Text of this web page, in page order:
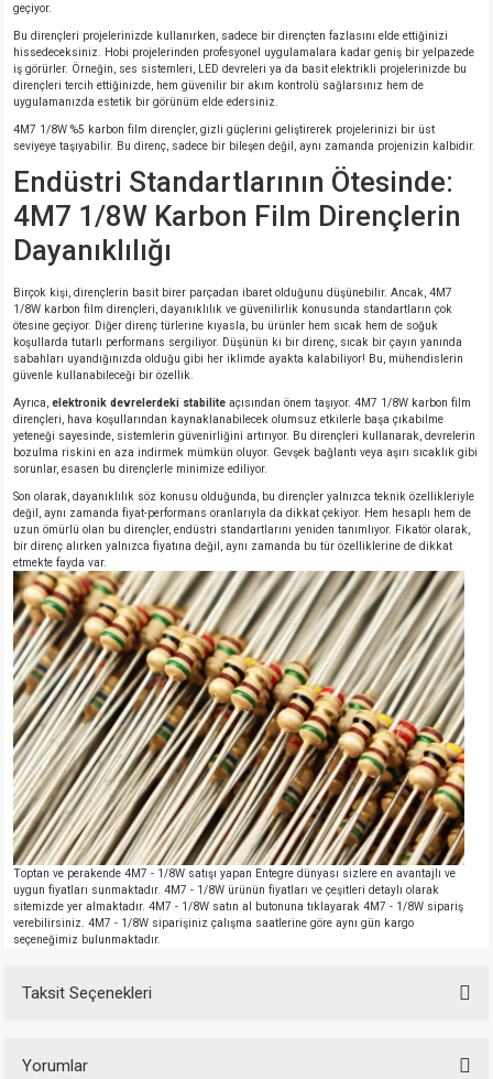
geçiyor.
Bu dirençleri projelerinizde kullanırken, sadece bir dirençten fazlasını elde ettiğinizi
hissedeceksiniz. Hobi projelerinden profesyonel uygulamalara kadar geniş bir yelpazede
iş görürler. Örneğin, ses sistemleri, LED devreleri ya da basit elektrikli projelerinizde bu
dirençleri tercih ettiğinizde, hem güvenilir bir akım kontrolü sağlarsınız hem de
uygulamanızda estetik bir görünüm elde edersiniz.
4M7 1/8W %5 karbon film dirençler, gizli güçlerini geliştirerek projelerinizi bir üst
seviyeye taşıyabilir. Bu direnç, sadece bir bileşen değil, aynı zamanda projenizin kalbidir.
Endüstri Standartlarının Ötesinde:
4M7 1/8W Karbon Film Dirençlerin
Dayanıklılığı
Birçok kişi, dirençlerin basit birer parçadan ibaret olduğunu düşünebilir. Ancak, 4M7
1/8W karbon film dirençleri, dayanıklılık ve güvenilirlik konusunda standartların çok
ötesine geçiyor. Diğer direnç türlerine kıyasla, bu ürünler hem sıcak hem de soğuk
koşullarda tutarlı performans sergiliyor. Düşünün ki bir direnç, sıcak bir çayın yanında
sabahları uyandığınızda olduğu gibi her iklimde ayakta kalabiliyor! Bu, mühendislerin
güvenle kullanabileceği bir özellik.
Ayrıca, elektronik devrelerdeki stabilite açısından önem taşıyor. 4M7 1/8W karbon film
dirençleri, hava koşullarından kaynaklanabilecek olumsuz etkilerle başa çıkabilme
yeteneği sayesinde, sistemlerin güvenirliğini artırıyor. Bu dirençleri kullanarak, devrelerin
bozulma riskini en aza indirmek mümkün oluyor. Gevşek bağlantı veya aşırı sıcaklık gibi
sorunlar, esasen bu dirençlerle minimize ediliyor.
Son olarak, dayanıklılık söz konusu olduğunda, bu dirençler yalnızca teknik özellikleriyle
değil, aynı zamanda fiyat-performans oranlarıyla da dikkat çekiyor. Hem hesaplı hem de
uzun ömürlü olan bu dirençler, endüstri standartlarını yeniden tanımlıyor. Fikatör olarak,
bir direnç alırken yalnızca fiyatına değil, aynı zamanda bu tür özelliklerine de dikkat
etmekte fayda var.
Toptan ve perakende 4M7 - 1/8W satışı yapan Entegre dünyası sizlere en avantajlı ve
uygun fiyatları sunmaktadır. 4M7 - 1/8W ürünün fiyatları ve çeşitleri detaylı olarak
sitemizde yer almaktadır. 4M7 - 1/8W satın al butonuna tıklayarak 4M7 - 1/8W sipariş
verebilirsiniz. 4M7 - 1/8W siparişiniz çalışma saatlerine göre aynı gün kargo
seçeneğimiz bulunmaktadır.
Taksit Seçenekleri
Yorumlar